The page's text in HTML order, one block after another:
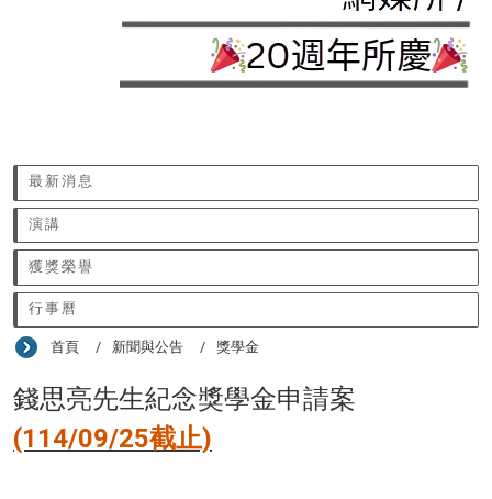
最新消息
演講
獲獎榮譽
行事曆
首頁 新聞與公告 獎學金
錢思亮先生紀念獎學金申請案
(114/09/25截止)